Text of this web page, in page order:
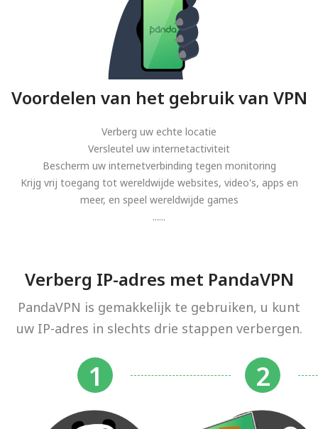
Voordelen van het gebruik van VPN
Verberg uw echte locatie
Versleutel uw internetactiviteit
Bescherm uw internetverbinding tegen monitoring
Krijg vrij toegang tot wereldwijde websites, video's, apps en
meer, en speel wereldwijde games
......
Verberg IP-adres met PandaVPN
PandaVPN is gemakkelijk te gebruiken, u kunt
uw IP-adres in slechts drie stappen verbergen.